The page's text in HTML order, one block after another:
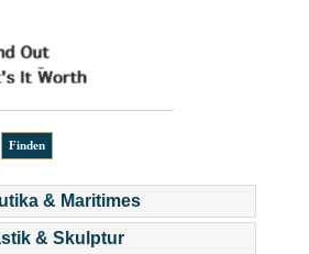
& Maritimes
& Skulptur